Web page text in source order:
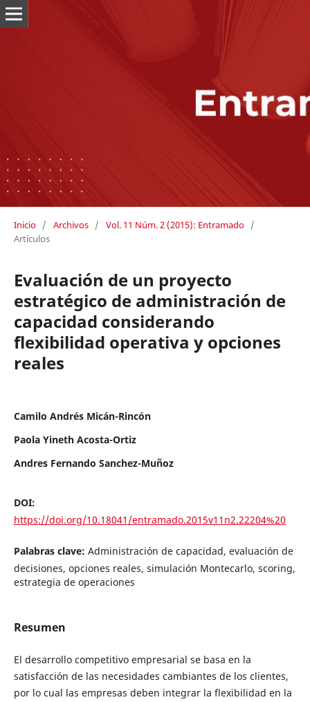
Inicio / Archivos / Vol. 11 Núm. 2 (2015): Entramado /
Artículos
Evaluación de un proyecto
estratégico de administración de
capacidad considerando
flexibilidad operativa y opciones
reales
Camilo Andrés Micán-Rincón
Paola Yineth Acosta-Ortiz
Andres Fernando Sanchez-Muñoz
DOI:
https://doi.org/10.18041/entramado.2015v11n2.22204%20
Palabras clave: Administración de capacidad, evaluación de
decisiones, opciones reales, simulación Montecarlo, scoring,
estrategia de operaciones
Resumen
El desarrollo competitivo empresarial se basa en la
satisfacción de las necesidades cambiantes de los clientes,
por lo cual las empresas deben integrar la flexibilidad en la